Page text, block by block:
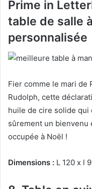
Prime in
table de salle
personnalisée
Fier comme le mari de
Rudolph, cette
huile de cire solide
sûrement un bienvenu
occupée à Noël !
Dimensions : L 120 x l